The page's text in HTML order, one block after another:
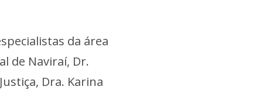
da área
de Naviraí, Dr.
Dra. Karina